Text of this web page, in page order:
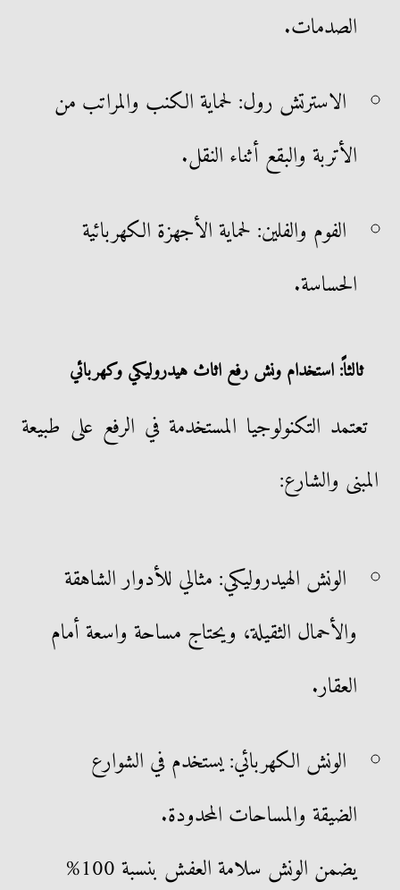
الصدمات.
الاسترتش رول: لحماية الكنب والمراتب من
الأتربة والبقع أثناء النقل.
الفوم والفلين: لحماية الأجهزة الكهربائية
الحساسة.
ثالثاً: استخدام ونش رفع اثاث هيدروليكي وكهربائي
تعتمد التكنولوجيا المستخدمة في الرفع على طبيعة
المبنى والشارع:
الونش الهيدروليكي: مثالي للأدوار الشاهقة
والأحمال الثقيلة، ويحتاج مساحة واسعة أمام
العقار.
الونش الكهربائي: يستخدم في الشوارع
الضيقة والمساحات المحدودة.
يضمن الونش سلامة العفش بنسبة 100%